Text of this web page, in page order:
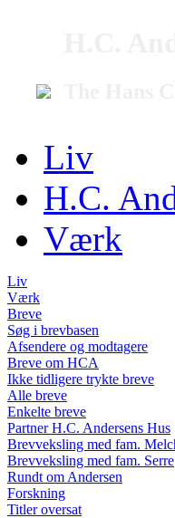
Liv
H.C.
Værk
Liv
Værk
Breve
Søg i brevbasen
Afsendere og modtagere
Breve om HCA
Ikke tidligere trykte breve
Alle breve
Enkelte breve
Partner H.C. Andersens Hus
Brevveksling med fam.
Brevveksling med fam. Serre
Rundt om Andersen
Forskning
Titler oversat